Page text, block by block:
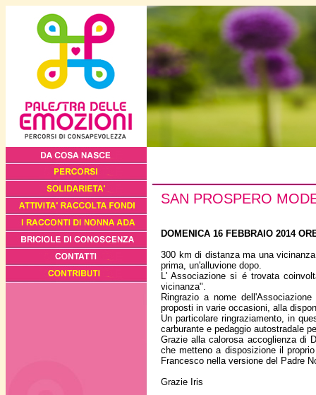
SAN PROSPERO
DOMENICA 16 FEBBRAIO 2014
300 km di distanza ma una
prima, un'alluvione dopo.
L' Associazione si é trovata
vicinanza".
Ringrazio a nome
proposti in varie occasioni, alla
Un particolare ringraziamento, in
carburante e pedaggio autostradale
Grazie alla calorosa accoglienza di
che metteno a disposizione il
Francesco nella versione del Padre
Grazie Iris